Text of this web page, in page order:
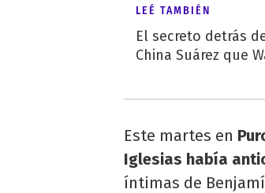
LEÉ TAMBIÉN
El secreto detrás
China Suárez que
Este martes en
Iglesias había
íntimas de